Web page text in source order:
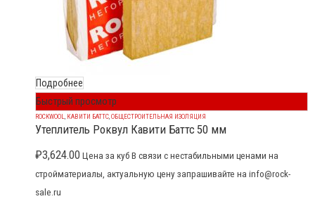
Подробнее
Быстрый просмотр
ROCKWOOL, КАВИТИ БАТТС,ОБЩЕСТРОИТЕЛЬНАЯ ИЗОЛЯЦИЯ
Утеплитель Роквул Кавити Баттс 50 мм
₽3,624.00 Цена за куб В связи с нестабильными ценами на
стройматериалы, актуальную цену запрашивайте на info@rock-
sale.ru